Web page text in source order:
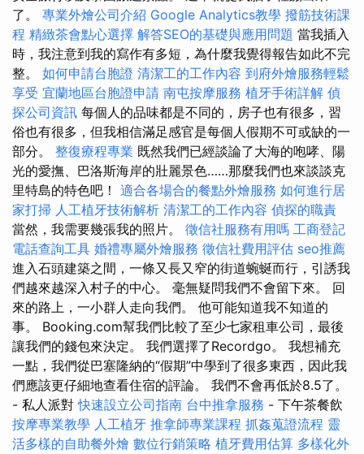
了。 專業外燴公司介紹 Google Analytics教學 撥筋技術課
程 精緻茶會點心選擇 解答SEO的基礎與應用問題 當我插入
時，我注意到我的寫作有多短，為什麼我覺得報告如此不完
整。 如何申請台胞證 清潔工的工作內容 到府外燴服務輕鬆
享受 宜蘭地區台胞證申請 南屯按摩服務 植牙手術詳解 偵
探公司資訊 每個人的品味都是不同的，房子也有很多，習
俗也有很多，但我相信滿足感官是每個人假期不可或缺的一
部分。 整復療程專業 既然我們已經談論了大海的咆哮、陽
光的愛撫、巴洛斯海岸的壯麗景色……那麼我們也來談談克
里特島的特色吧！ 適合各場合的餐點外燴服務 如何進行居
家打掃 人工植牙技術解析 清潔工的工作內容 偵探的職責
當然，我需要幾張我的照片。 徵信社服務有用嗎 工商登記
電話查詢工具 婚禮專屬外燴服務 徵信社費用評估 seo推薦
進入石頭建築之間，一條又長又窄的街道蜿蜒而行，引誘我
們越來越深入村子的中心。 毫無疑問我們不會留下來。 回
來的路上，一小群人走向我們。 他可能知道我不知道的
事。 Booking.com幫我們比較了至少七家租車公司，最後
讓我們的錢包來決定。 我們選擇了Recordgo。 我想補充
一點，我們從巴塞隆納的“假期”中學到了很多東西，因此我
們應該更仔細地查看住宿的評論。 我們不會再低於8.5了。
- 私人派對快速設立公司指南 台中推拿服務 - 下午茶餐飲
按摩專業教學 人工植牙 推拿師專業課程 抓姦蒐證流程 靈
活多樣的自助餐外燴 數位行銷策略 植牙費用估算 多樣化外